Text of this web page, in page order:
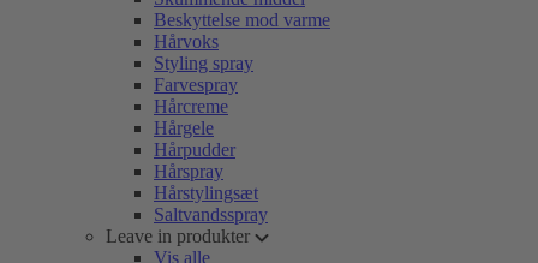
Beskyttelse mod varme
Hårvoks
Styling spray
Farvespray
Hårcreme
Hårgele
Hårpudder
Hårspray
Hårstylingsæt
Saltvandsspray
Leave in produkter
Vis alle